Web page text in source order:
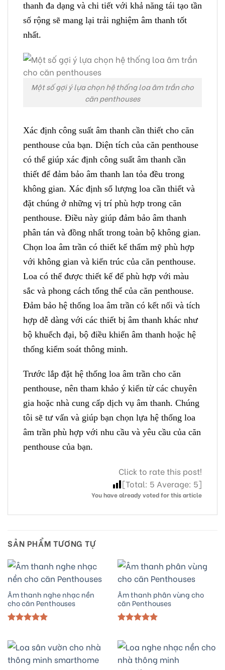
thanh đa dạng và chi tiết với khả năng tái tạo tần
số rộng sẽ mang lại trải nghiệm âm thanh tốt
nhất.
Một số gợi ý lựa chọn hệ thống loa âm trần cho
căn penthouses
Xác định công suất âm thanh cần thiết cho căn
penthouse của bạn. Diện tích của căn penthouse
có thể giúp xác định công suất âm thanh cần
thiết để đảm bảo âm thanh lan tỏa đều trong
không gian. Xác định số lượng loa cần thiết và
đặt chúng ở những vị trí phù hợp trong căn
penthouse. Điều này giúp đảm bảo âm thanh
phân tán và đồng nhất trong toàn bộ không gian.
Chọn loa âm trần có thiết kế thẩm mỹ phù hợp
với không gian và kiến trúc của căn penthouse.
Loa có thể được thiết kế để phù hợp với màu
sắc và phong cách tổng thể của căn penthouse.
Đảm bảo hệ thống loa âm trần có kết nối và tích
hợp dễ dàng với các thiết bị âm thanh khác như
bộ khuếch đại, bộ điều khiển âm thanh hoặc hệ
thống kiểm soát thông minh.
Trước lắp đặt hệ thống loa âm trần cho căn
penthouse, nên tham khảo ý kiến từ các chuyên
gia hoặc nhà cung cấp dịch vụ âm thanh. Chúng
tôi sẽ tư vấn và giúp bạn chọn lựa hệ thống loa
âm trần phù hợp với nhu cầu và yêu cầu của căn
penthouse của bạn.
Click to rate this post!
[Total: 5 Average: 5]
You have already voted for this article
SẢN PHẨM TƯƠNG TỰ
Âm thanh nghe nhạc nền
cho căn Penthouses
5 sao
Âm thanh phân vùng cho
căn Penthouses
5 sao